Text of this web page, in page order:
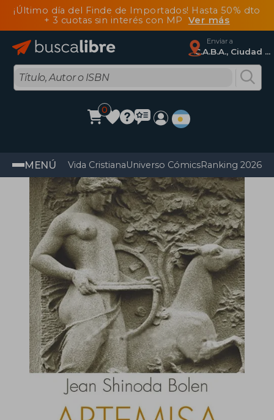
¡Último día del Finde de Importados! Hasta 50% dto
+ 3 cuotas sin interés con MP Ver más
Enviar a
C.A.B.A., Ciudad Autónoma De Buenos Aires
0
MENÚ Vida CristianaUniverso CómicsRanking 2026